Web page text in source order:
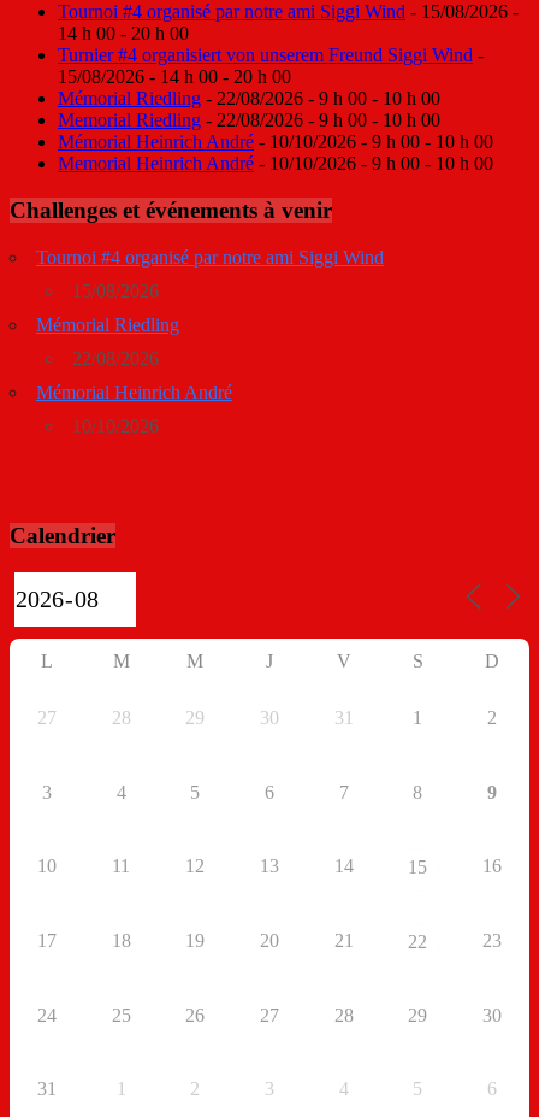
Tournoi #4 organisé par notre ami Siggi Wind - 15/08/2026 -
14 h 00 - 20 h 00
Turnier #4 organisiert von unserem Freund Siggi Wind -
15/08/2026 - 14 h 00 - 20 h 00
Mémorial Riedling - 22/08/2026 - 9 h 00 - 10 h 00
Memorial Riedling - 22/08/2026 - 9 h 00 - 10 h 00
Mémorial Heinrich André - 10/10/2026 - 9 h 00 - 10 h 00
Memorial Heinrich André - 10/10/2026 - 9 h 00 - 10 h 00
Challenges et événements à venir
Tournoi #4 organisé par notre ami Siggi Wind
15/08/2026
Mémorial Riedling
22/08/2026
Mémorial Heinrich André
10/10/2026
Calendrier
L M M J V S D
27 28 29 30 31 1 2
3 4 5 6 7 8 9
10 11 12 13 14 15 16
17 18 19 20 21 22 23
24 25 26 27 28 29 30
31 1 2 3 4 5 6